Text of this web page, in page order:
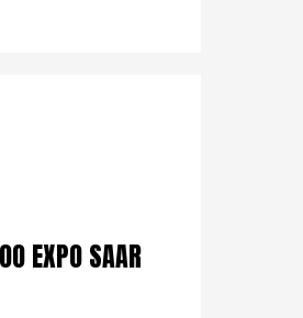
EXPO SAAR